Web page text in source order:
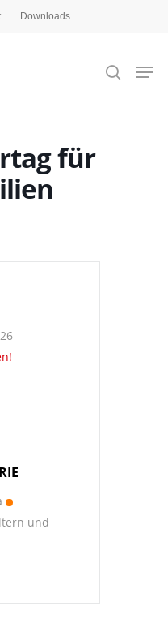
Downloads
für
und